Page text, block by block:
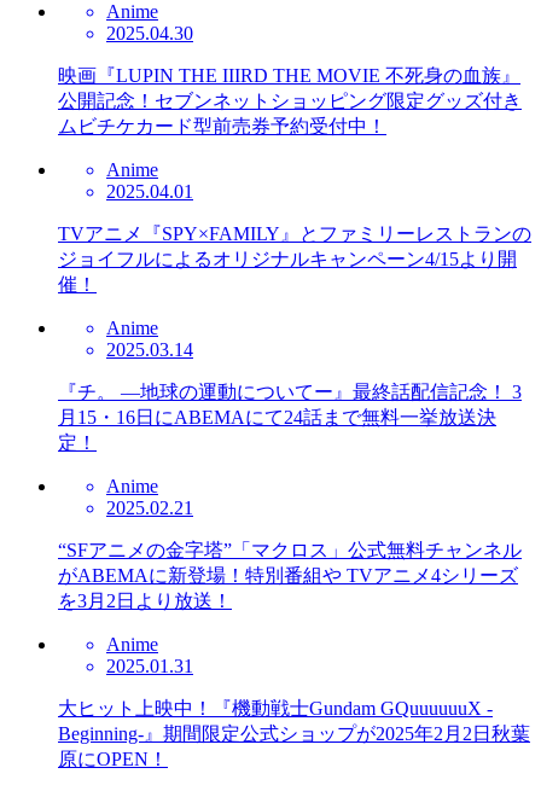
Anime
2025.04.30
映画『LUPIN THE IIIRD THE MOVIE 不死身の血族』
公開記念！セブンネットショッピング限定グッズ付き
ムビチケカード型前売券予約受付中！
Anime
2025.04.01
TVアニメ『SPY×FAMILY』とファミリーレストランの
ジョイフルによるオリジナルキャンペーン4/15より開
催！
Anime
2025.03.14
『チ。 ―地球の運動についてー』最終話配信記念！ 3
月15・16日にABEMAにて24話まで無料一挙放送決
定！
Anime
2025.02.21
“SFアニメの金字塔”「マクロス」公式無料チャンネル
がABEMAに新登場！特別番組や TVアニメ4シリーズ
を3月2日より放送！
Anime
2025.01.31
大ヒット上映中！『機動戦士Gundam GQuuuuuuX -
Beginning-』期間限定公式ショップが2025年2月2日秋葉
原にOPEN！